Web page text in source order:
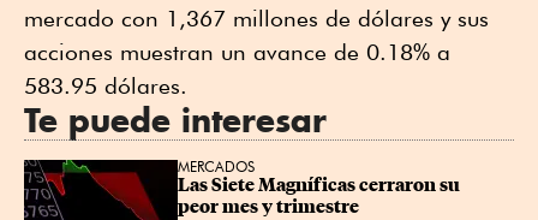
mercado con 1,367 millones de dólares y sus
acciones muestran un avance de 0.18% a
583.95 dólares.
Te puede interesar
MERCADOS
Las Siete Magníficas cerraron su
peor mes y trimestre